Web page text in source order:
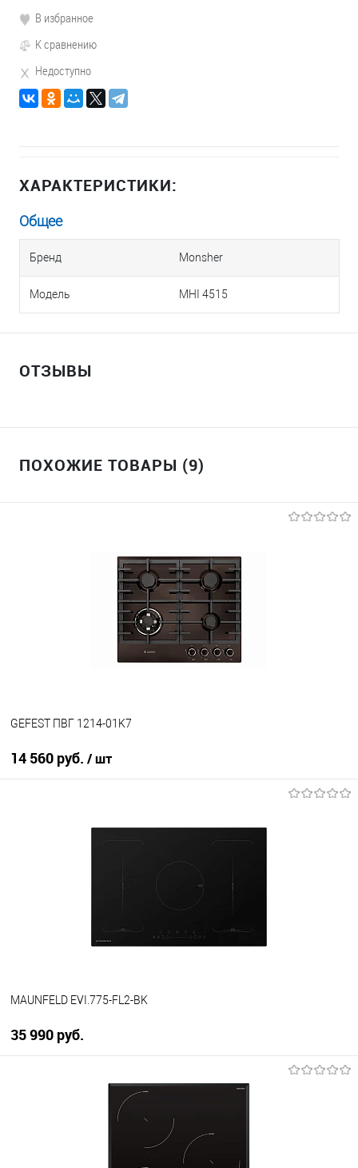
В избранное
К сравнению
Недоступно
ХАРАКТЕРИСТИКИ:
Общее
Бренд Monsher
Модель MHI 4515
ОТЗЫВЫ
ПОХОЖИЕ ТОВАРЫ (9)
GEFEST ПВГ 1214-01K7
14 560 руб. / шт
MAUNFELD EVI.775-FL2-BK
35 990 руб.
В корзину